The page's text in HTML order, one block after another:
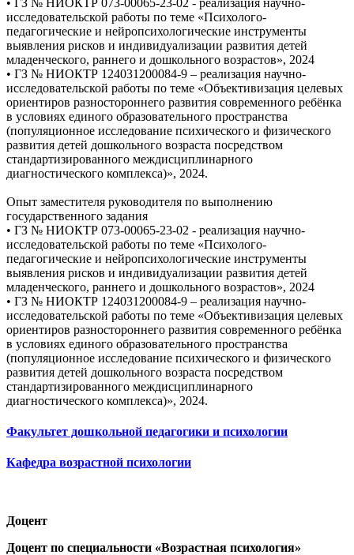
исследовательской работы по теме «Психолого-
педагогические и нейропсихологические инструменты
выявления рисков и индивидуализации развития детей
младенческого, раннего и дошкольного возрастов», 2024
• ГЗ № НИОКТР 124031200084-9 – реализация научно-
исследовательской работы по теме «Объективизация целевых
ориентиров разностороннего развития современного ребёнка
в условиях единого образовательного пространства
(популяционное исследование психического и физического
развития детей дошкольного возраста посредством
стандартизированного междисциплинарного
диагностического комплекса)», 2024.
Опыт заместителя руководителя по выполнению
государственного задания
• ГЗ № НИОКТР 073-00065-23-02 - реализация научно-
исследовательской работы по теме «Психолого-
педагогические и нейропсихологические инструменты
выявления рисков и индивидуализации развития детей
младенческого, раннего и дошкольного возрастов», 2024
• ГЗ № НИОКТР 124031200084-9 – реализация научно-
исследовательской работы по теме «Объективизация целевых
ориентиров разностороннего развития современного ребёнка
в условиях единого образовательного пространства
(популяционное исследование психического и физического
развития детей дошкольного возраста посредством
стандартизированного междисциплинарного
диагностического комплекса)», 2024.
Факультет дошкольной педагогики и психологии
Кафедра возрастной психологии
Доцент
Доцент по специальности «Возрастная психология»